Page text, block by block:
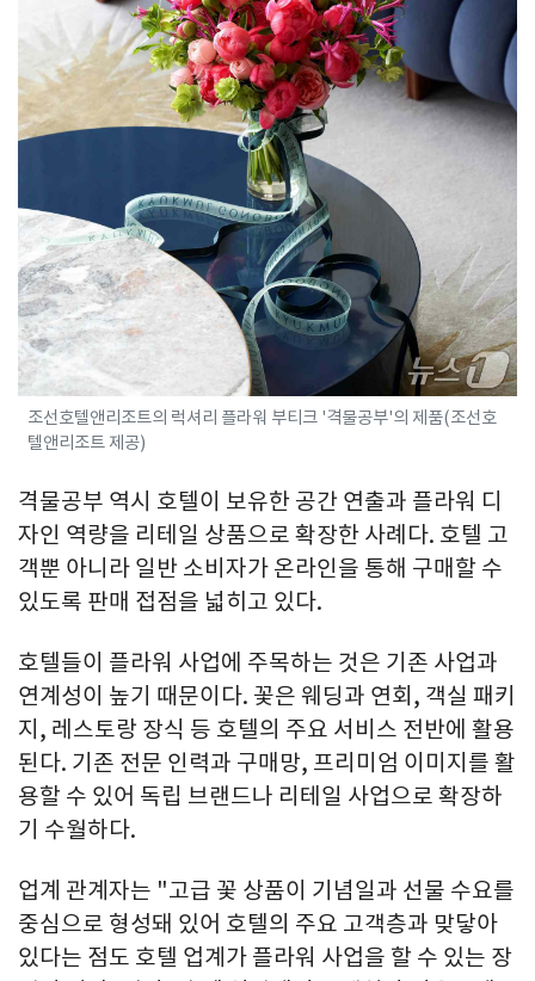
조선호텔앤리조트의 럭셔리 플라워 부티크 '격물공부'의 제품(조선호
텔앤리조트 제공)
격물공부 역시 호텔이 보유한 공간 연출과 플라워 디
자인 역량을 리테일 상품으로 확장한 사례다. 호텔 고
객뿐 아니라 일반 소비자가 온라인을 통해 구매할 수
있도록 판매 접점을 넓히고 있다.
호텔들이 플라워 사업에 주목하는 것은 기존 사업과
연계성이 높기 때문이다. 꽃은 웨딩과 연회, 객실 패키
지, 레스토랑 장식 등 호텔의 주요 서비스 전반에 활용
된다. 기존 전문 인력과 구매망, 프리미엄 이미지를 활
용할 수 있어 독립 브랜드나 리테일 사업으로 확장하
기 수월하다.
업계 관계자는 "고급 꽃 상품이 기념일과 선물 수요를
중심으로 형성돼 있어 호텔의 주요 고객층과 맞닿아
있다는 점도 호텔 업계가 플라워 사업을 할 수 있는 장